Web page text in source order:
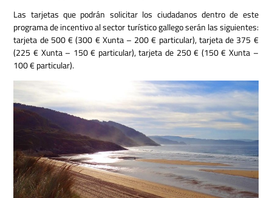
Las tarjetas que podrán solicitar los ciudadanos dentro de este
programa de incentivo al sector turístico gallego serán las siguientes:
tarjeta de 500 € (300 € Xunta – 200 € particular), tarjeta de 375 €
(225 € Xunta – 150 € particular), tarjeta de 250 € (150 € Xunta –
100 € particular).